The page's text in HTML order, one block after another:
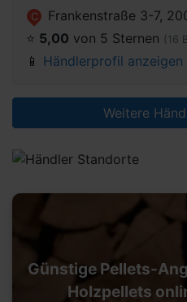
C
Frankenstraße 3-7,
⭐️ 5,00 von 5 Sternen (16
📱 Händlerprofil anzeigen
Weitere
Günstige Pellets-
Holzpellets